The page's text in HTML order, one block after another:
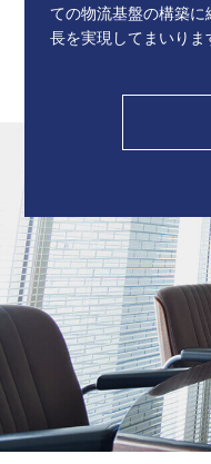
ての物流基盤の構築
長を実現してまいりま